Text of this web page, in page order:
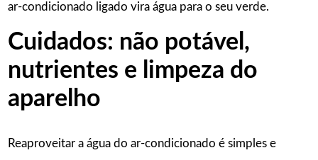
ar-condicionado ligado vira água para o seu verde.
Cuidados: não potável,
nutrientes e limpeza do
aparelho
Reaproveitar a água do ar-condicionado é simples e